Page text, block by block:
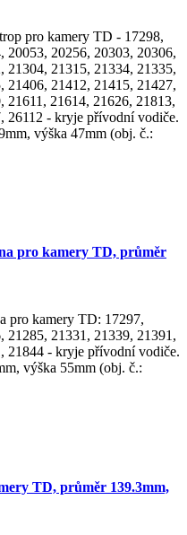
pro kamery TD - 17298,
20053, 20256, 20303, 20306,
21304, 21315, 21334, 21335,
21406, 21412, 21415, 21427,
21611, 21614, 21626, 21813,
26112 - kryje přívodní vodiče.
výška 47mm (obj. č.:
pro kamery TD, průměr
pro kamery TD: 17297,
21285, 21331, 21339, 21391,
21844 - kryje přívodní vodiče.
výška 55mm (obj. č.:
TD, průměr 139.3mm,